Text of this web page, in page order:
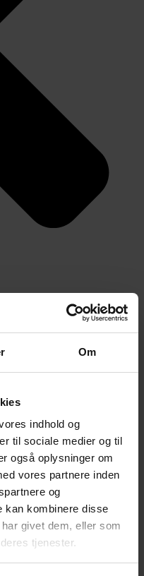
Om
indhold og
til sociale medier og til
også oplysninger om
vores partnere inden
og
kan kombinere disse
givet dem, eller som
tjenester.